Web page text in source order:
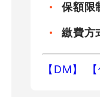
保額限
繳費方
【DM】